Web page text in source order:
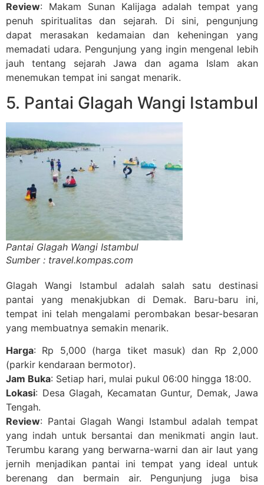
Review: Makam Sunan Kalijaga adalah tempat yang
penuh spiritualitas dan sejarah. Di sini, pengunjung
dapat merasakan kedamaian dan keheningan yang
memadati udara. Pengunjung yang ingin mengenal lebih
jauh tentang sejarah Jawa dan agama Islam akan
menemukan tempat ini sangat menarik.
5. Pantai Glagah Wangi Istambul
Pantai Glagah Wangi Istambul
Sumber : travel.kompas.com
Glagah Wangi Istambul adalah salah satu destinasi
pantai yang menakjubkan di Demak. Baru-baru ini,
tempat ini telah mengalami perombakan besar-besaran
yang membuatnya semakin menarik.
Harga: Rp 5,000 (harga tiket masuk) dan Rp 2,000
(parkir kendaraan bermotor).
Jam Buka: Setiap hari, mulai pukul 06:00 hingga 18:00.
Lokasi: Desa Glagah, Kecamatan Guntur, Demak, Jawa
Tengah.
Review: Pantai Glagah Wangi Istambul adalah tempat
yang indah untuk bersantai dan menikmati angin laut.
Terumbu karang yang berwarna-warni dan air laut yang
jernih menjadikan pantai ini tempat yang ideal untuk
berenang dan bermain air. Pengunjung juga bisa